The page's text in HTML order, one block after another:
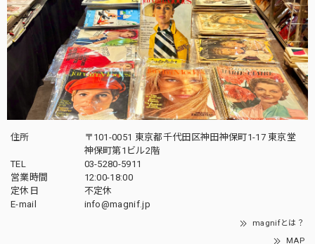
住所
〒101-0051 東京都千代田区神田神保町1-17 東京堂
神保町第1ビル2階
TEL
03-5280-5911
営業時間
12:00-18:00
定休日
不定休
E-mail
info@magnif.jp
magnifとは？
MAP